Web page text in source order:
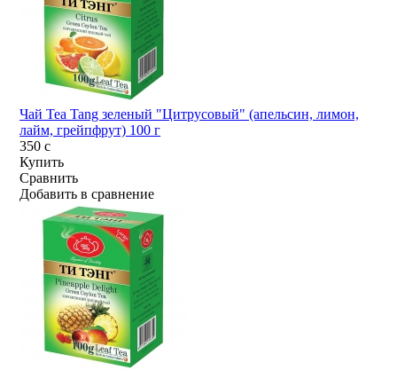
Чай Tea Tang зеленый "Цитрусовый" (апельсин, лимон,
лайм, грейпфрут) 100 г
350c
Купить
Сравнить
Добавить в сравнение